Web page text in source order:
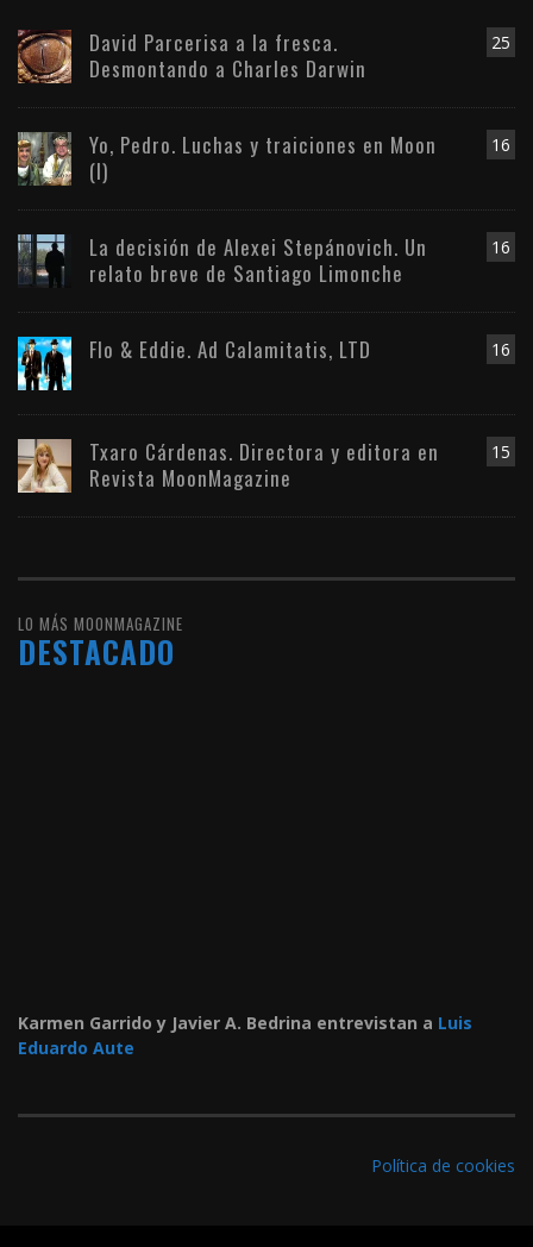
25
David Parcerisa a la fresca.
Desmontando a Charles Darwin
16
Yo, Pedro. Luchas y traiciones en Moon
(I)
16
La decisión de Alexei Stepánovich. Un
relato breve de Santiago Limonche
16
Flo & Eddie. Ad Calamitatis, LTD
15
Txaro Cárdenas. Directora y editora en
Revista MoonMagazine
LO MÁS MOONMAGAZINE
DESTACADO
Karmen Garrido y Javier A. Bedrina entrevistan a Luis
Eduardo Aute
Política de cookies